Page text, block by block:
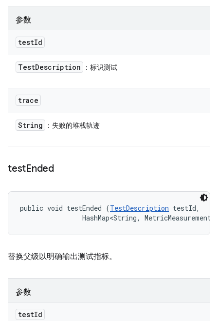
参数
testId
TestDescription ：标识测试
trace
String ：失败的堆栈轨迹
testEnded
public void testEnded (TestDescription testId,
HashMap<String,
替换父级以明确输出测试指标。
参数
testId